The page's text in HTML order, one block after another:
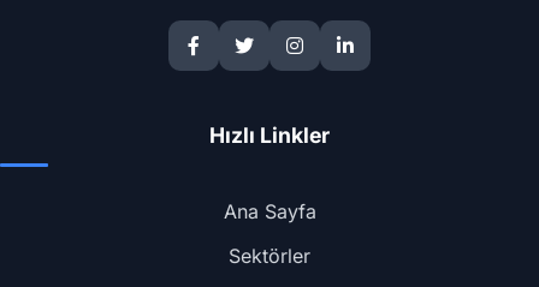
Hızlı Linkler
Ana Sayfa
Sektörler